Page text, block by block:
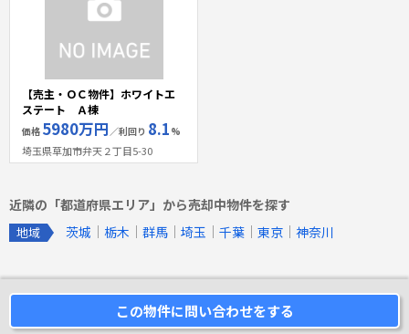
【売主・ＯＣ物件】ホワイトエ
ステート Ａ棟
価格 5980万円 ／利回り 8.1 %
埼玉県草加市弁天２丁目5-30
近隣の「都道府県エリア」から売却中物件を探す
地域 茨城 栃木 群馬 埼玉 千葉 東京 神奈川
この物件に問い合わせをする